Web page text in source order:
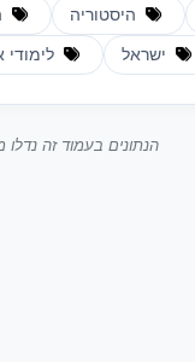
היסטוריה
ישראל
הנתונים בעמוד זה